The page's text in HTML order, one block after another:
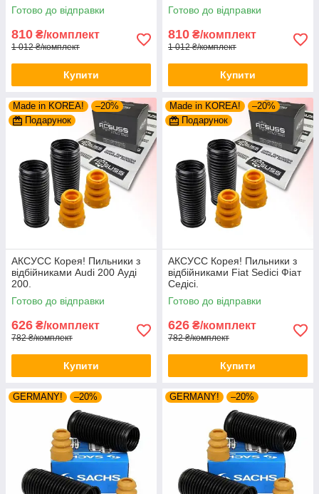
Готово до відправки
810 ₴/комплект
1 012 ₴/комплект
Купити
Готово до відправки
810 ₴/комплект
1 012 ₴/комплект
Купити
Made in KOREA!
–20%
Подарунок
АКСУСС Корея! Пильники з
відбійниками Audi 200 Ауді
200.
Готово до відправки
626 ₴/комплект
782 ₴/комплект
Купити
Made in KOREA!
–20%
Подарунок
АКСУСС Корея! Пильники з
відбійниками Fiat Sedici Фіат
Седісі.
Готово до відправки
626 ₴/комплект
782 ₴/комплект
Купити
GERMANY! –20% GERMANY! –20%